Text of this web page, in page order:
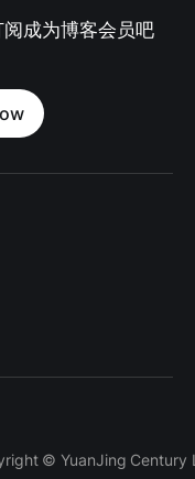
成为博客会员吧
© YuanJing Century